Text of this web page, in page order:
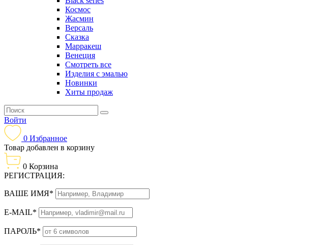
Космос
Жасмин
Версаль
Сказка
Марракеш
Венеция
Смотреть все
Изделия с эмалью
Новинки
Хиты продаж
Войти
0 Избранное
Товар добавлен в корзину
0 Корзина
РЕГИСТРАЦИЯ:
ВАШЕ ИМЯ*
E-MAIL*
ПАРОЛЬ*